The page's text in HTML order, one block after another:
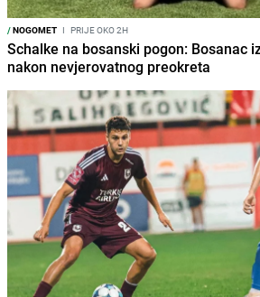
/NOGOMET I PRIJE OKO 2H
Schalke na bosanski pogon: Bosanac
nakon nevjerovatnog preokreta